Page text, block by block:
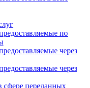
по
через
через
сфере переданных